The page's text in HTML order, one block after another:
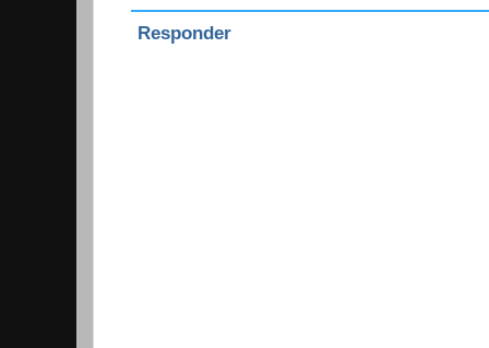
Responder